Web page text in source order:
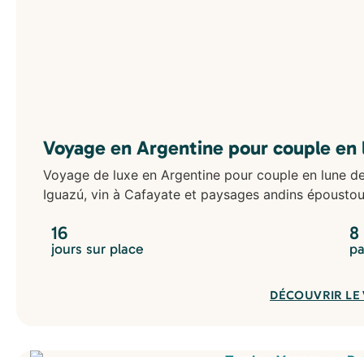
Voyage en Argentine pour couple
Voyage de luxe en Argentine pour couple en lune
Iguazú, vin à Cafayate et paysages andins
16
jours sur place
DÉCOUVRIR LE